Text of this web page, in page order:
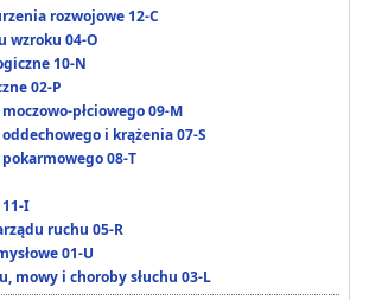
rozwojowe 12-C
wzroku 04-O
10-N
02-P
płciowego 09-M
i krążenia 07-S
08-T
I
ruchu 05-R
01-U
mowy i choroby słuchu 03-L